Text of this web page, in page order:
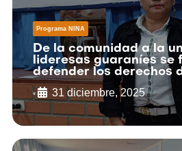
Programa NINA
De la comunidad a la
lideresas guaraníes se
defender los derechos
• 31 diciembre, 2025